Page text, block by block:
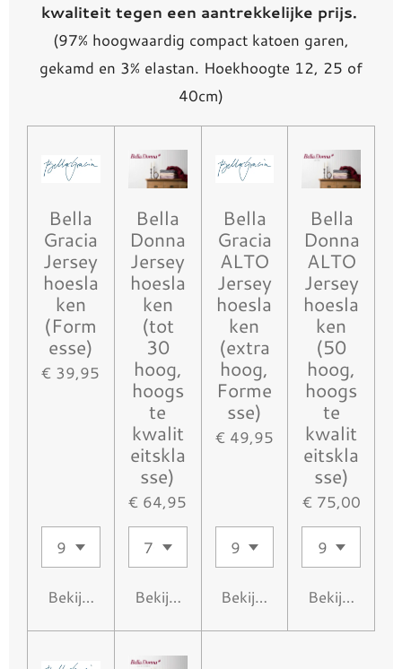
kwaliteit tegen een aantrekkelijke prijs.
(97% hoogwaardig compact katoen garen,
gekamd en 3% elastan. Hoekhoogte 12, 25 of
40cm)
Bella
Gracia
Jersey
hoesla
ken
(Form
esse)
€ 39,95
Bekijk details
Bella
Donna
Jersey
hoesla
ken
(tot
30
hoog,
hoogs
te
kwalit
eitskla
sse)
€ 64,95
Bekijk details
Bella
Gracia
ALTO
Jersey
hoesla
ken
(extra
hoog,
Forme
sse)
€ 49,95
Bekijk details
Bella
Donna
ALTO
Jersey
hoesla
ken
(50
hoog,
hoogs
te
kwalit
eitskla
sse)
€ 75,00
Bekijk details